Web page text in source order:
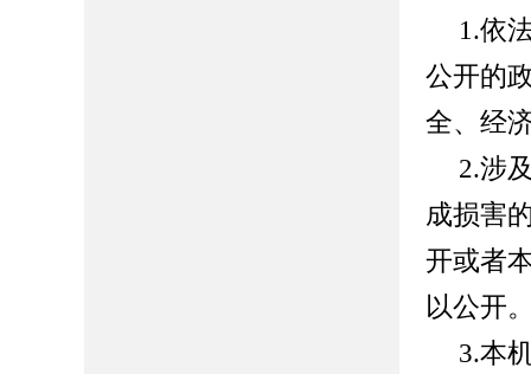
1.依
公开的
全、经
2.涉
成损害
开或者
以公开
3.本